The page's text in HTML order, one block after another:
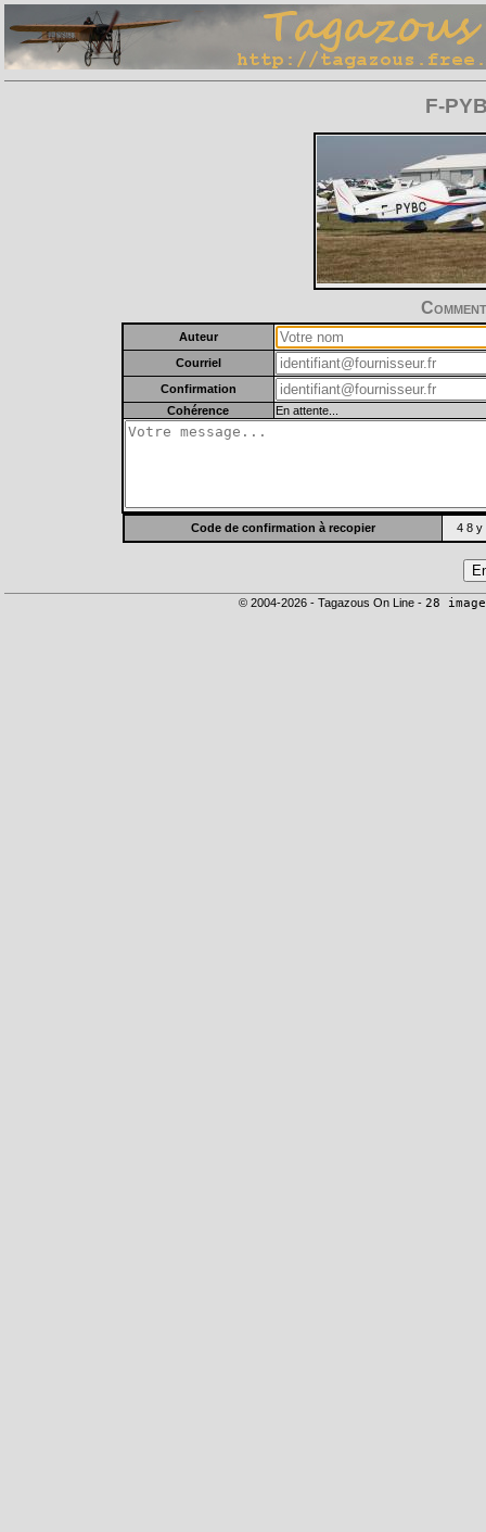
F-
Auteur
Courriel
Confirmation
Cohérence
En attente...
Code de confirmation à recopier 4 8 y
© 2004-2026 - Tagazous On Line - 28